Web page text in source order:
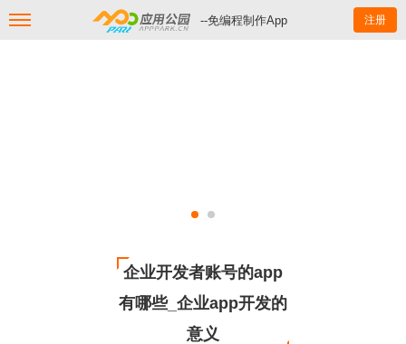
--免编程制作App 注册
企业开发者账号的app
有哪些_企业app开发的
意义